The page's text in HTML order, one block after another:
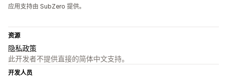
应用支持由 SubZero 提供。
资源
隐私政策
此开发者不提供直接的简体中文支持。
开发人员